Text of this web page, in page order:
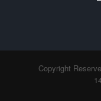
Copyright